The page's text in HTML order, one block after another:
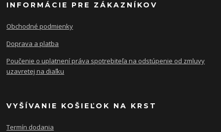
INFORMÁCIE PRE ZÁKAZNÍKOV
Obchodné podmienky
Doprava a platba
Poučenie o uplatnení práva spotrebiteľa na odstúpenie od zmluvy
uzavretej na diaľku
VYŠÍVANIE KOŠIEĽOK NA KRST
Termín dodania